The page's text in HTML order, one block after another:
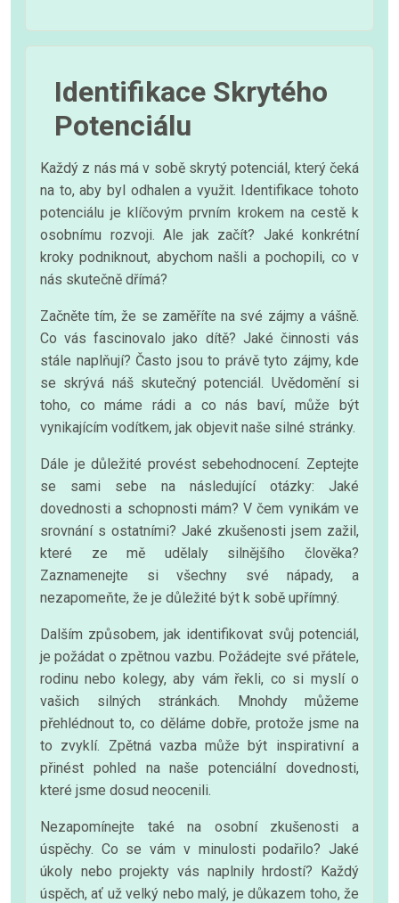
Identifikace Skrytého
Potenciálu
Každý z nás má v sobě skrytý potenciál, který čeká
na to, aby byl odhalen a využit. Identifikace tohoto
potenciálu je klíčovým prvním krokem na cestě k
osobnímu rozvoji. Ale jak začít? Jaké konkrétní
kroky podniknout, abychom našli a pochopili, co v
nás skutečně dřímá?
Začněte tím, že se zaměříte na své zájmy a vášně.
Co vás fascinovalo jako dítě? Jaké činnosti vás
stále naplňují? Často jsou to právě tyto zájmy, kde
se skrývá náš skutečný potenciál. Uvědomění si
toho, co máme rádi a co nás baví, může být
vynikajícím vodítkem, jak objevit naše silné stránky.
Dále je důležité provést sebehodnocení. Zeptejte
se sami sebe na následující otázky: Jaké
dovednosti a schopnosti mám? V čem vynikám ve
srovnání s ostatními? Jaké zkušenosti jsem zažil,
které ze mě udělaly silnějšího člověka?
Zaznamenejte si všechny své nápady, a
nezapomeňte, že je důležité být k sobě upřímný.
Dalším způsobem, jak identifikovat svůj potenciál,
je požádat o zpětnou vazbu. Požádejte své přátele,
rodinu nebo kolegy, aby vám řekli, co si myslí o
vašich silných stránkách. Mnohdy můžeme
přehlédnout to, co děláme dobře, protože jsme na
to zvyklí. Zpětná vazba může být inspirativní a
přinést pohled na naše potenciální dovednosti,
které jsme dosud neocenili.
Nezapomínejte také na osobní zkušenosti a
úspěchy. Co se vám v minulosti podařilo? Jaké
úkoly nebo projekty vás naplnily hrdostí? Každý
úspěch, ať už velký nebo malý, je důkazem toho, že